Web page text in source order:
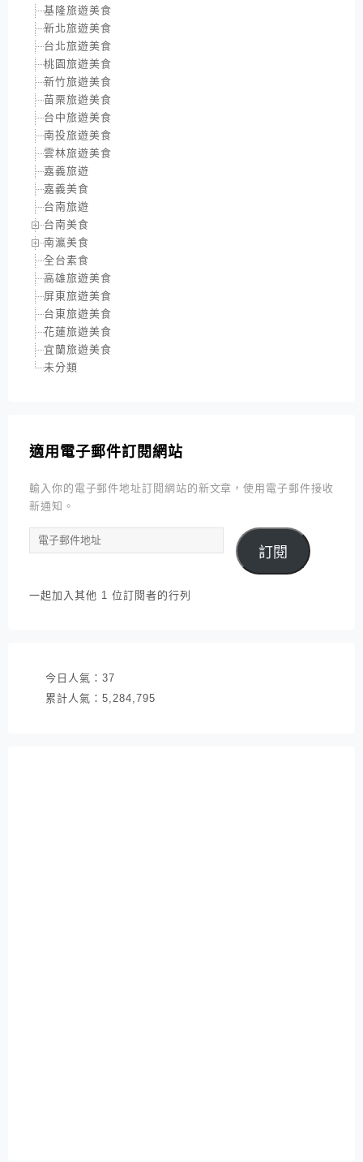
基隆旅遊美食
新北旅遊美食
台北旅遊美食
桃園旅遊美食
新竹旅遊美食
苗栗旅遊美食
台中旅遊美食
南投旅遊美食
雲林旅遊美食
嘉義旅遊
嘉義美食
台南旅遊
台南美食
南瀛美食
全台素食
高雄旅遊美食
屏東旅遊美食
台東旅遊美食
花蓮旅遊美食
宜蘭旅遊美食
未分類
適用電子郵件訂閱網站
輸入你的電子郵件地址訂閱網站的新文章，使用電子郵件接收
新通知。
電
子
件
訂閱
一起加入其他 1 位訂閱者的行列
今日人氣： 37
累計人氣： 5,284,795